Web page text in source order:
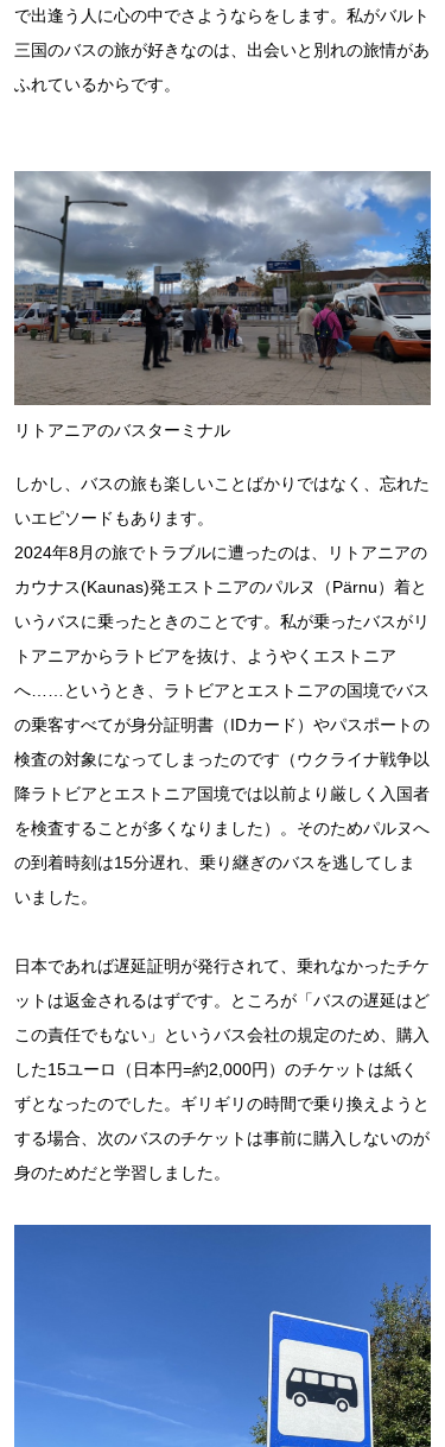
で出逢う人に心の中でさようならをします。私がバルト
三国のバスの旅が好きなのは、出会いと別れの旅情があ
ふれているからです。
リトアニアのバスターミナル
しかし、バスの旅も楽しいことばかりではなく、忘れた
いエピソードもあります。
2024年8月の旅でトラブルに遭ったのは、リトアニアの
カウナス(Kaunas)発エストニアのパルヌ（Pärnu）着と
いうバスに乗ったときのことです。私が乗ったバスがリ
トアニアからラトビアを抜け、ようやくエストニア
へ……というとき、ラトビアとエストニアの国境でバス
の乗客すべてが身分証明書（IDカード）やパスポートの
検査の対象になってしまったのです（ウクライナ戦争以
降ラトビアとエストニア国境では以前より厳しく入国者
を検査することが多くなりました）。そのためパルヌへ
の到着時刻は15分遅れ、乗り継ぎのバスを逃してしま
いました。
日本であれば遅延証明が発行されて、乗れなかったチケ
ットは返金されるはずです。ところが「バスの遅延はど
この責任でもない」というバス会社の規定のため、購入
した15ユーロ（日本円=約2,000円）のチケットは紙く
ずとなったのでした。ギリギリの時間で乗り換えようと
する場合、次のバスのチケットは事前に購入しないのが
身のためだと学習しました。